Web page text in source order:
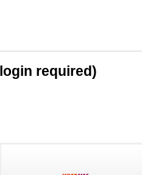
required)